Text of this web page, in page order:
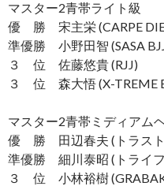
マスター2青帯ライト級
優 勝 宋主栄 (CARPE
準優勝 小野田智 (SASA
３ 位 佐藤悠貴 (RJJ)
３ 位 森大悟 (X-TREME
マスター2青帯ミディアム
優 勝 田辺春夫 (トラスト
準優勝 細川泰昭 (トライ
３ 位 小林裕樹